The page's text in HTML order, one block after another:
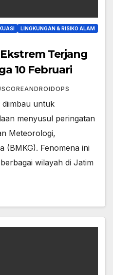
LINGKUNGAN & RISIKO ALAM
Terjang
10 Februari
untuk
menyusul peringatan
Meteorologi,
(BMKG).​ Fenomena ini
wilayah di Jatim